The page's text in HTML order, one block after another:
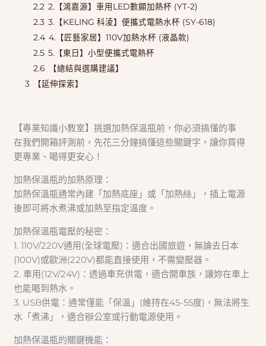
2.2 2.【鴻嘉源】車用LED數顯加熱杯 (YT-2)
2.3 3.【KELING 科淩】便攜式電熱水杯 (SY-618)
2.4 4.【匠藝家居】110V加熱水杯 (液晶款)
2.5 5.【東日】小型便攜式電熱杯
2.6
【總結與選購建議】
3
【延伸探索】
【專業知識小教室】挑選加熱保溫瓶前，你必須搞懂的事
在我們開箱評測前，先花三分鐘搞懂這些關鍵字，讓你買得
更專業、喝得更安心！
加熱保溫瓶的加熱原理：
加熱保溫瓶通常內建「加熱底座」或「加熱絲」，插上電源
後即可將水煮沸或加熱至指定溫度。
加熱保溫瓶電壓的秘密：
1. 110V/220V通用(全球電壓)：適合出國旅遊，無論去日本
(100V)或歐洲(220V)都能直接使用，不需變壓器。
2. 車用(12V/24V)：透過車充供電，適合開車族，讓妳在車上
也能喝到熱水。
3. USB供電：通常僅能「保溫」(維持在45-55度)，無法將生
水「煮沸」，適合辦公室或行動電源使用。
加熱保溫瓶的關鍵機能：